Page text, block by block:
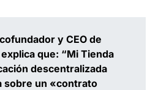
y CEO de
que: “Mi Tienda
descentralizada
sobre un «contrato